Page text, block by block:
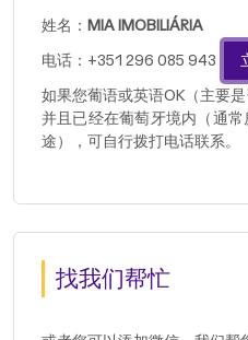
姓名： MIA IMOBILIÁRIA
电话：+351 296 085 943
如果您葡语或英语OK（主要
并且已经在葡萄牙境内（通
途），可自行拨打电话联系。
找我们帮忙